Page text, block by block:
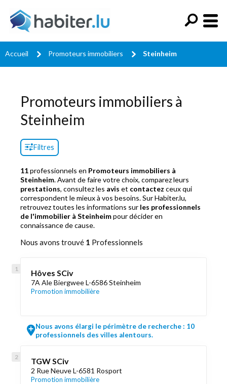
Accueil Promoteurs immobiliers Steinheim
Promoteurs immobiliers à
Steinheim
Filtres
11professionnels en Promoteurs immobiliers à
Steinheim. Avant de faire votre choix, comparez leurs
prestations, consultez les avis et contactez ceux qui
correspondent le mieux à vos besoins. Sur Habiter.lu,
retrouvez toutes les informations sur les professionnels
de l'immobilier à Steinheimpour décider en
connaissance de cause.
Nous avons trouvé 1 Professionnels
Hôves SCiv
7A Ale Biergwee L-6586 Steinheim
Promotion immobilière
Nous avons élargi le périmètre de recherche : 10
professionnels des villes alentours.
TGW SCiv
2 Rue Neuve L-6581 Rosport
Promotion immobilière